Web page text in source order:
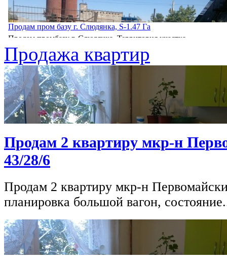
Продам пром базу г. Слюдянка, S-1.47 Га
Продам промбазу г. Слюдянка, Территория участка...
Продажа квартир
Продам 2 квартиру мкр-н
43/28/6
Продам 2 квартиру мкр-н
планировка большой вагон,